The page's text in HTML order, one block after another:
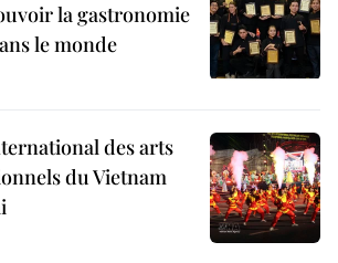
la gastronomie
le monde
des arts
du Vietnam